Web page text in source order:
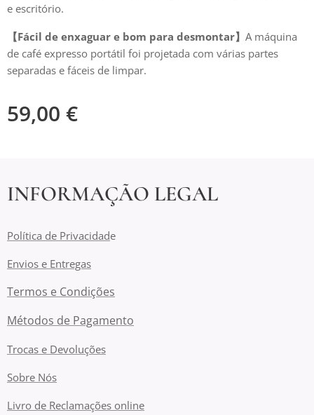
e escritório.
【Fácil de enxaguar e bom para desmontar】 A máquina
de café expresso portátil foi projetada com várias partes
separadas e fáceis de limpar.
59,00 €
INFORMAÇÃO LEGAL
Política de Privacidade
Envios e Entregas
Termos e Condições
Métodos de Pagamento
Trocas e Devoluções
Sobre Nós
Livro de Reclamações online